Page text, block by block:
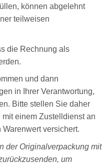
können abgelehnt
teilweisen
die Rechnung als
und dann
in Ihrer Verantwortung,
Bitte stellen Sie daher
einem Zustelldienst an
versichert.
der Originalverpackung mit
um